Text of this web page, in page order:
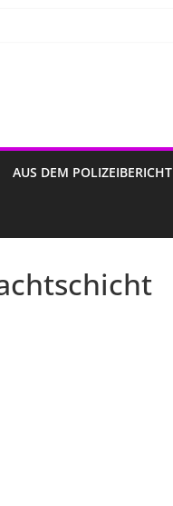
AUS DEM POLIZEIBERICHT